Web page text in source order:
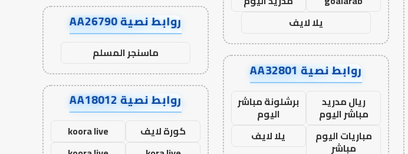
يلا لايف
روابط نصية AA32801
ريال مدريد
مباشر اليوم
برشلونة مباشر
اليوم
مباريات اليوم
مباشر
يلا لايف
روابط نصية AA26790
ماسنجر المسلم
روابط نصية AA18012
كورة لايف
koora live